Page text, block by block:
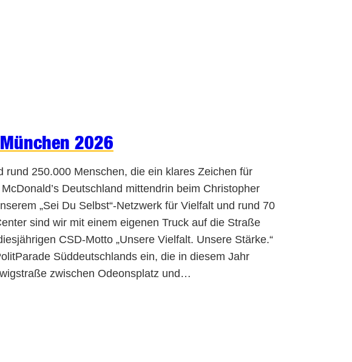
2026
250.000 Menschen, die ein klares Zeichen für
Deutschland mittendrin beim Christopher
„Sei Du Selbst“-Netzwerk für Vielfalt und rund 70
sind wir mit einem eigenen Truck auf die Straße
CSD-Motto „Unsere Vielfalt. Unsere Stärke.“
Süddeutschlands ein, die in diesem Jahr
zwischen Odeonsplatz und…